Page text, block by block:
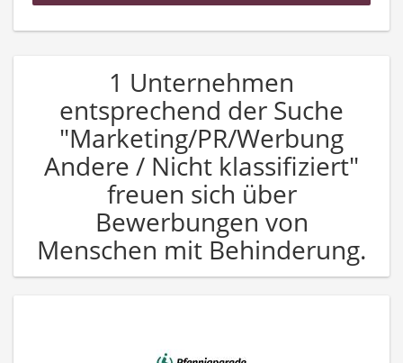
1 Unternehmen
entsprechend der Suche
"Marketing/PR/Werbung
Andere / Nicht klassifiziert"
freuen sich über
Bewerbungen von
Menschen mit Behinderung.